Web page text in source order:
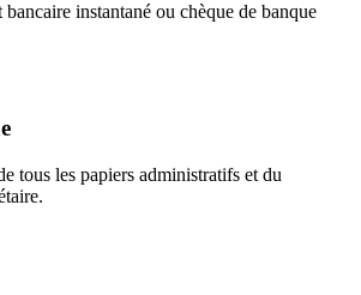
instantané ou chèque de banque
tous les papiers administratifs et du